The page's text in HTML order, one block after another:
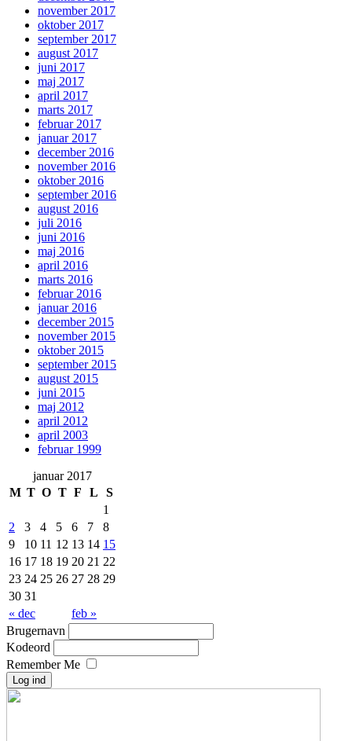
november 2017
oktober 2017
september 2017
august 2017
juni 2017
maj 2017
april 2017
marts 2017
februar 2017
januar 2017
december 2016
november 2016
oktober 2016
september 2016
august 2016
juli 2016
juni 2016
maj 2016
april 2016
marts 2016
februar 2016
januar 2016
december 2015
november 2015
oktober 2015
september 2015
august 2015
juni 2015
maj 2012
april 2012
april 2003
februar 1999
januar 2017
M T O T F L S
« dec feb »
1
2
3 4 5 6 7
8
9
10 11 12 13 14 15
16 17 18 19 20 21 22
23 24 25 26 27 28 29
30 31
Brugernavn
Kodeord
Remember Me